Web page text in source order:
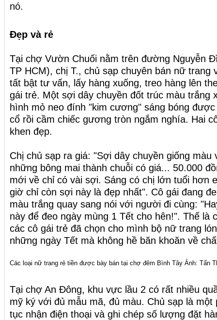
nó.
Đẹp và rẻ
Tại chợ Vườn Chuối nằm trên đường Nguyễn
TP HCM), chị T., chủ sạp chuyên bán nữ trang
tất bật tư vấn, lấy hàng xuống, treo hàng lên
gái trẻ. Một sợi dây chuyền đốt trúc màu trắng
hình mỏ neo đính "kim cương" sáng bóng
cổ rồi cầm chiếc gương tròn ngắm nghía. Hai
khen đẹp.
Chị chủ sạp ra giá: "Sợi dây chuyền giống màu
những bông mai thành chuỗi có giá... 50.000
mới về chỉ có vài sợi. Sáng có chị lớn tuổi hơn
giờ chỉ còn sợi này là đẹp nhất". Cô gái đang
màu trắng quay sang nói với người đi cùng:
này để đeo ngày mùng 1 Tết cho hên!". Thế là
các cô gái trẻ đã chọn cho mình bộ nữ trang
những ngày Tết mà không hề băn khoăn về
Các loại nữ trang rẻ tiền được bày bán tại chợ đêm Bình Tây Ảnh: Tấn
Tại chợ An Đông, khu vực lầu 2 có rất nhiều
mỹ ký với đủ mẫu mã, đủ màu. Chủ sạp là một
tục nhận điện thoại và ghi chép số lượng đặt